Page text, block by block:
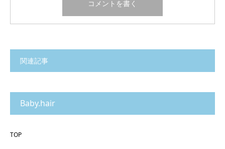
関連記事
Baby.hair
TOP